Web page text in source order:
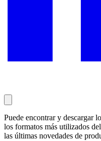
Puede encontrar y descargar
los formatos más utilizados
las últimas novedades de